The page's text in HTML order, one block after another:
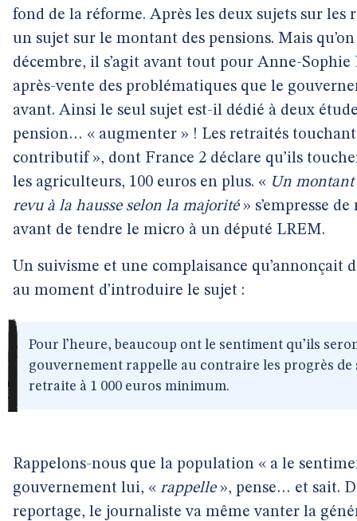
fond de la réforme. Après les deux sujets sur les
un sujet sur le montant des pensions. Mais qu’on
décembre, il s’agit avant tout pour Anne-Sophie
après-vente des problématiques que le
avant. Ainsi le seul sujet est-il dédié à deux
pension… « augmenter » ! Les retraités
contributif », dont France 2 déclare qu’ils
les agriculteurs, 100 euros en plus. « Un
revu à la hausse selon la majorité» s’empresse
avant de tendre le micro à un député LREM.
Un suivisme et une complaisance qu’annonçait
au moment d’introduire le sujet :
Pour l’heure, beaucoup ont le sentiment qu’ils
gouvernement rappelle au contraire les progrès de
retraite à 1 000 euros minimum.
Rappelons-nous que la population « a le
gouvernement lui, « rappelle», pense… et sait.
reportage, le journaliste va même vanter la